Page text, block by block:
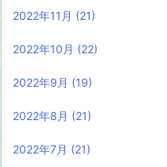
2022年11月 (21)
2022年10月 (22)
2022年9月 (19)
2022年8月 (21)
2022年7月 (21)